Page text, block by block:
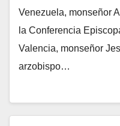
Venezuela, monseñor
la Conferencia
Valencia, monseñor
arzobispo…